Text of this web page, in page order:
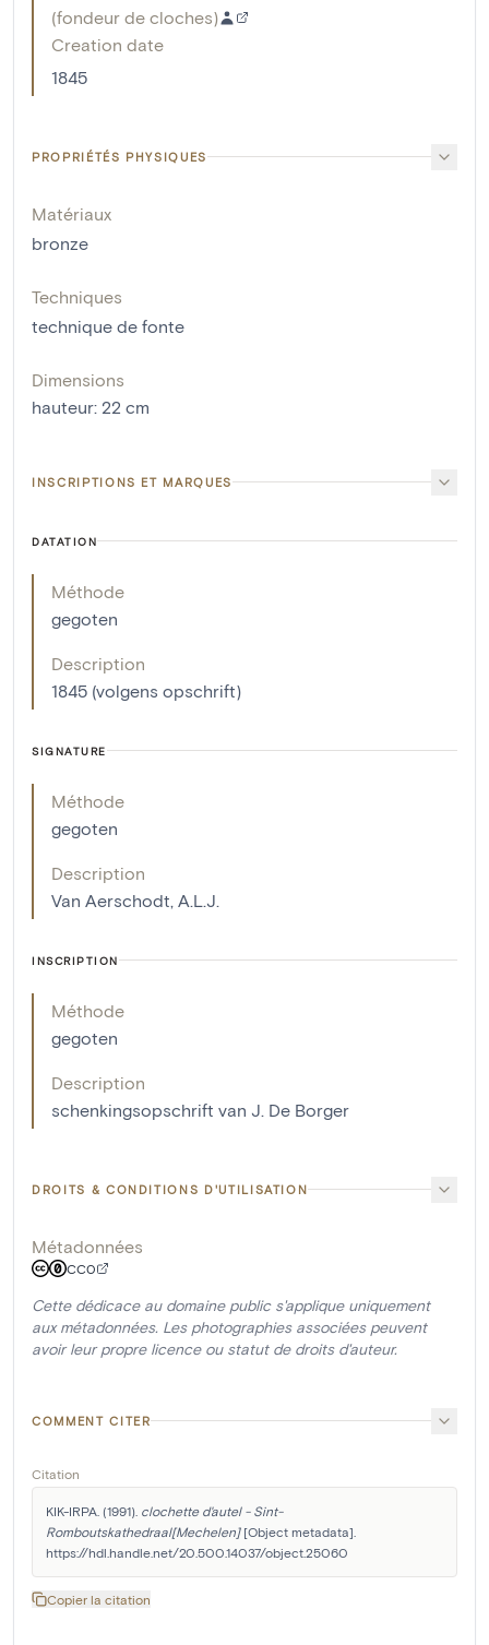
(fondeur de cloches)
Creation date
1845
PROPRIÉTÉS PHYSIQUES
Matériaux
bronze
Techniques
technique de fonte
Dimensions
hauteur: 22 cm
INSCRIPTIONS ET MARQUES
DATATION
Méthode
gegoten
Description
1845 (volgens opschrift)
SIGNATURE
Méthode
gegoten
Description
Van Aerschodt, A.L.J.
INSCRIPTION
Méthode
gegoten
Description
schenkingsopschrift van J. De Borger
DROITS & CONDITIONS D'UTILISATION
Métadonnées
CC0
Cette dédicace au domaine public s'applique uniquement
aux métadonnées. Les photographies associées peuvent
avoir leur propre licence ou statut de droits d'auteur.
COMMENT CITER
Citation
KIK-IRPA. (1991). clochette d'autel - Sint-
Romboutskathedraal[Mechelen] [Object metadata].
https://hdl.handle.net/20.500.14037/object.25060
Copier la citation